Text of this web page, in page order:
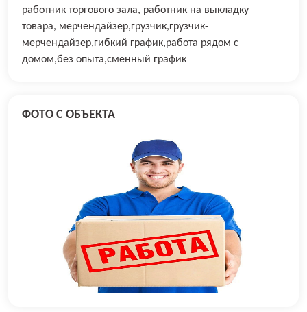
работник торгового зала, работник на выкладку
товара, мерчендайзер,грузчик,грузчик-
мерчендайзер,гибкий график,работа рядом с
домом,без опыта,сменный график
ФОТО С ОБЪЕКТА